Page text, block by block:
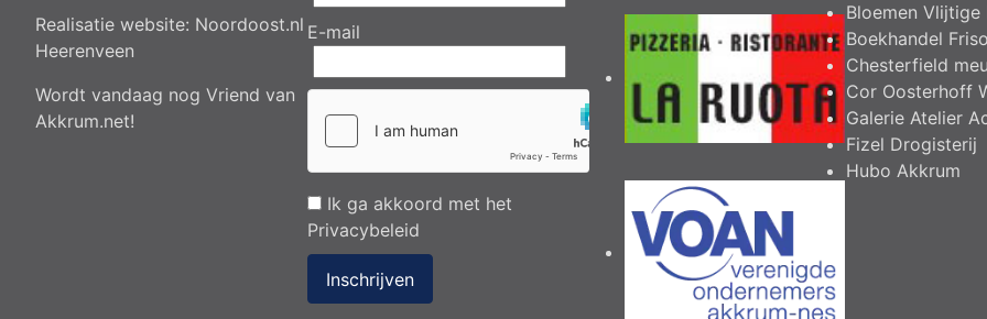
Realisatie website: Noordoost.nl
Heerenveen
Wordt vandaag nog Vriend van
Akkrum.net!
E-mail
Ik ga akkoord met het
Privacybeleid
Inschrijven
Bloemen Vlijtige
Boekhandel Friso
Chesterfield
Cor Oosterhoff
Galerie Atelier
Fizel Drogisterij
Hubo Akkrum